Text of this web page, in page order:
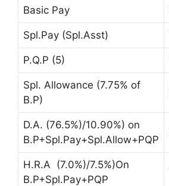
Basic Pay
Spl.Pay (Spl.Asst)
P.Q.P (5)
Spl. Allowance (7.75% of
B.P)
D.A. (76.5%)/10.90%) on
B.P+Spl.Pay+Spl.Allow+PQP
H.R.A (7.0%)/7.5%)On
B.P+Spl.Pay+PQP